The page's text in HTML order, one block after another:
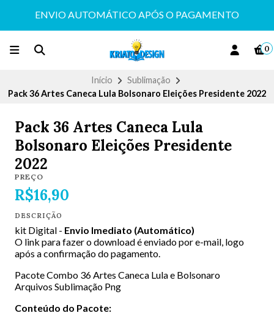
ENVIO AUTOMÁTICO APÓS O PAGAMENTO
0
Início
Sublimação
Pack 36 Artes Caneca Lula Bolsonaro Eleições Presidente 2022
Pack 36 Artes Caneca Lula
Bolsonaro Eleições Presidente
2022
PREÇO
R$16,90
DESCRIÇÃO
kit Digital - Envio Imediato (Automático)
O link para fazer o download é enviado por e-mail, logo
após a confirmação do pagamento.
Pacote Combo 36 Artes Caneca Lula e Bolsonaro
Arquivos Sublimação Png
Conteúdo do Pacote: